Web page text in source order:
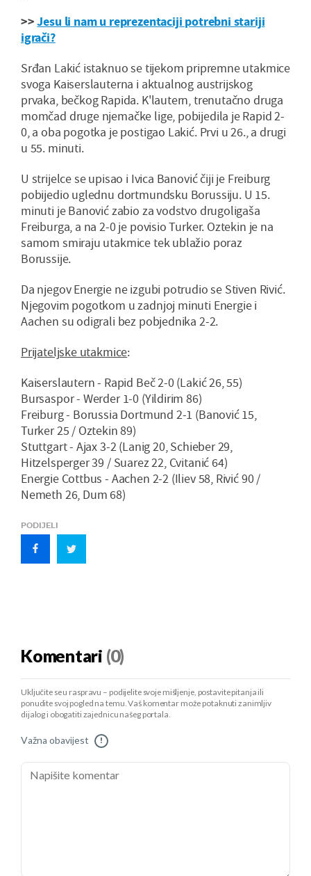
>>Jesu li nam u reprezentaciji potrebni stariji
igrači?
Srđan Lakić istaknuo se tijekom pripremne utakmice
svoga Kaiserslauterna i aktualnog austrijskog
prvaka, bečkog Rapida. K'lautern, trenutačno druga
momčad druge njemačke lige, pobijedila je Rapid 2-
0, a oba pogotka je postigao Lakić. Prvi u 26., a drugi
u 55. minuti.
U strijelce se upisao i Ivica Banović čiji je Freiburg
pobijedio uglednu dortmundsku Borussiju. U 15.
minuti je Banović zabio za vodstvo drugoligaša
Freiburga, a na 2-0 je povisio Turker. Oztekin je na
samom smiraju utakmice tek ublažio poraz
Borussije.
Da njegov Energie ne izgubi potrudio se Stiven Rivić.
Njegovim pogotkom u zadnjoj minuti Energie i
Aachen su odigrali bez pobjednika 2-2.
Prijateljske utakmice:
Kaiserslautern - Rapid Beč 2-0 (Lakić 26, 55)
Bursaspor - Werder 1-0 (Yildirim 86)
Freiburg - Borussia Dortmund 2-1 (Banović 15,
Turker 25 / Oztekin 89)
Stuttgart - Ajax 3-2 (Lanig 20, Schieber 29,
Hitzelsperger 39 / Suarez 22, Cvitanić 64)
Energie Cottbus - Aachen 2-2 (Iliev 58, Rivić 90 /
Nemeth 26, Dum 68)
PODIJELI
Komentari (0)
Uključite se u raspravu – podijelite svoje mišljenje, postavite pitanja ili
ponudite svoj pogled na temu. Vaš komentar može potaknuti zanimljiv
dijalog i obogatiti zajednicu našeg portala.
Važna obavijest !